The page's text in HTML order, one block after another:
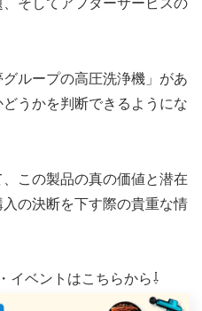
そしてアフターサービスの
ループの高圧洗浄機」があ
うかを判断できるようにな
この製品の真の価値と潜在
の決断を下す際の貴重な情
イベントはこちらから⇩